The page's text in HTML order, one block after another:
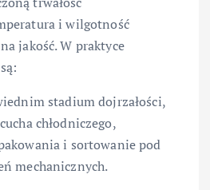
i wilgotność
jakość. W praktyce
stadium dojrzałości,
chłodniczego,
i sortowanie pod
mechanicznych.